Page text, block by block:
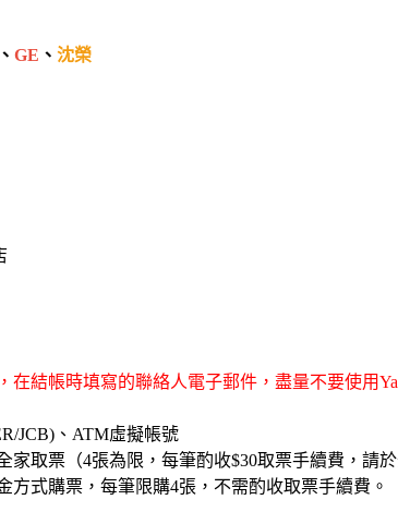
、 GE 、 沈榮
在結帳時填寫的聯絡人電子郵件，盡量不要使用
JCB)、ATM虛擬帳號
家取票（4張為限，每筆酌收$30取票手續費，請
方式購票，每筆限購4張，不需酌收取票手續費。